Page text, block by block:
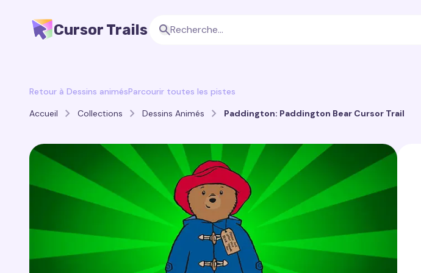
Cursor Trails
Retour à Dessins animésParcourir toutes les pistes
Accueil
Collections Dessins Animés Paddington: Paddington Bear Cursor Trail